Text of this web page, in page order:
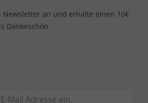
an und erhalte einen 10€
Dankeschön